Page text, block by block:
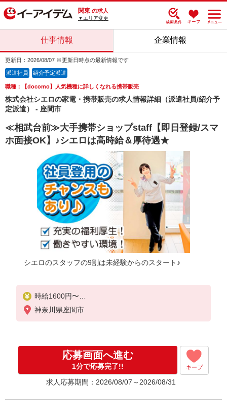
関東 の求人
▼エリア変更
仕事情報 企業情報
更新日：2026/08/07 ※更新日時点の最新情報です
派遣社員 紹介予定派遣
職種：【docomo】人気機種に詳しくなれる携帯販売
株式会社シエロの家電・携帯販売の求人情報詳細（派遣社員/紹介予
定派遣） - 座間市
≪相武台前≫大手携帯ショップstaff【即日登録/スマ
ホ面接OK】♪シエロは高時給＆厚待遇★
シエロのスタッフの9割は未経験からのスタート♪
時給1600円〜
※残業代支給
★交通費別途支給（規定あり）
入社祝い金10万円支給(規定有)
お友達を紹介頂くと,
インセンティブ支給(規定有)
゜・。○。・゜+゜・。○。・゜+゜
神奈川県座間市
応募画面へ進む
1分で応募完了!! キープ
求人応募期間：2026/08/07～2026/08/31